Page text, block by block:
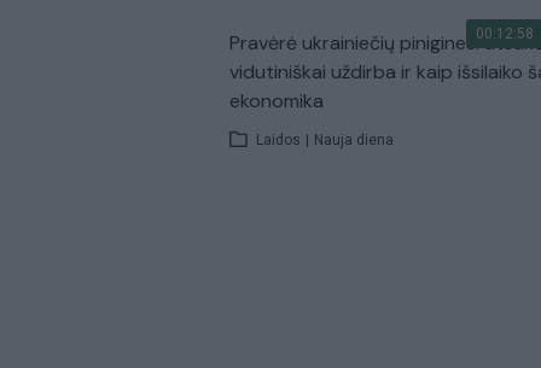
00:12:58
Pravėrė ukrainiečių pinigines:
vidutiniškai uždirba ir kaip išsilaiko
ekonomika
Laidos | Nauja diena